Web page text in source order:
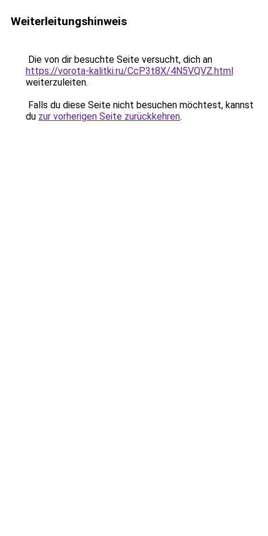
Weiterleitungshinweis
Die von dir besuchte Seite versucht, dich an
https://vorota-kalitki.ru/CcP3t8X/4N5VQVZ.html
weiterzuleiten.
Falls du diese Seite nicht besuchen möchtest, kannst
du zur vorherigen Seite zurückkehren.